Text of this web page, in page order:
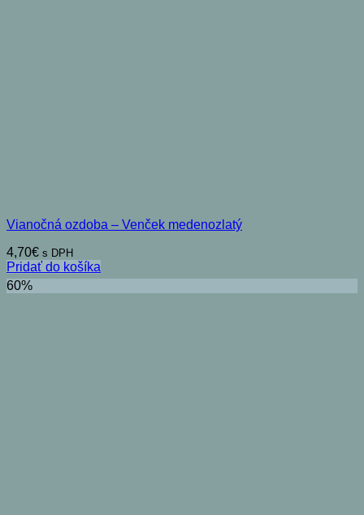
Vianočná ozdoba – Venček medenozlatý
4,70€ s DPH
Pridať do košíka
60%